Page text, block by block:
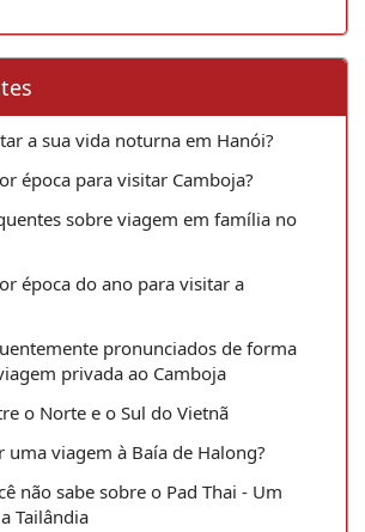
a sua vida noturna em Hanói?
época para visitar Camboja?
sobre viagem em família no
época do ano para visitar a
pronunciados de forma
privada ao Camboja
o Norte e o Sul do Vietnã
uma viagem à Baía de Halong?
não sabe sobre o Pad Thai - Um
Tailândia